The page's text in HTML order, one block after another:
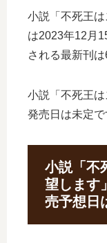
小説「不死王
は2023年12月
される最新刊は
小説「不死王
発売日は未定で
小説「不
望します
売予想日